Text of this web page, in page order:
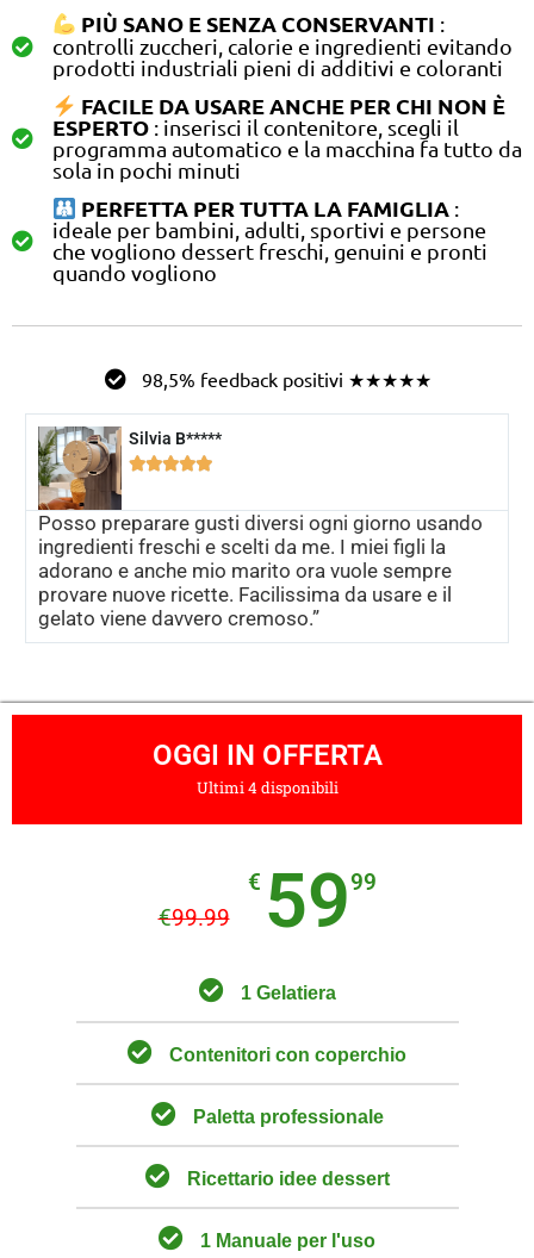
PIÙ SANO E SENZA CONSERVANTI :
controlli zuccheri, calorie e ingredienti evitando
prodotti industriali pieni di additivi e coloranti
FACILE DA USARE ANCHE PER CHI NON È
ESPERTO: inserisci il contenitore, scegli il
programma automatico e la macchina fa tutto da
sola in pochi minuti
PERFETTA PER TUTTA LA FAMIGLIA :
ideale per bambini, adulti, sportivi e persone
che vogliono dessert freschi, genuini e pronti
quando vogliono
98,5% feedback positivi ★★★★★
Silvia B*****

Posso preparare gusti diversi ogni giorno usando
ingredienti freschi e scelti da me. I miei figli la
adorano e anche mio marito ora vuole sempre
provare nuove ricette. Facilissima da usare e il
gelato viene davvero cremoso.”
OGGI IN OFFERTA
Ultimi 4 disponibili
€99.99
€ 5999
1 Gelatiera
Contenitori con coperchio
Paletta professionale
Ricettario idee dessert
1 Manuale per l'uso